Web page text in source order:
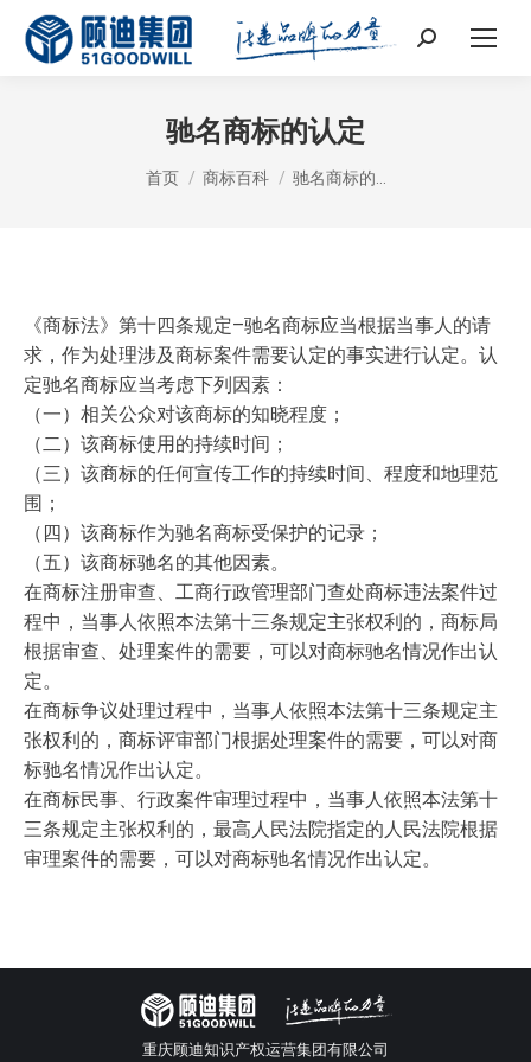
Search:
驰名商标的认定
您在这里：
首页 商标百科 驰名商标的…
《商标法》第十四条规定–驰名商标应当根据当事人的请
求，作为处理涉及商标案件需要认定的事实进行认定。认
定驰名商标应当考虑下列因素：
（一）相关公众对该商标的知晓程度；
（二）该商标使用的持续时间；
（三）该商标的任何宣传工作的持续时间、程度和地理范
围；
（四）该商标作为驰名商标受保护的记录；
（五）该商标驰名的其他因素。
在商标注册审查、工商行政管理部门查处商标违法案件过
程中，当事人依照本法第十三条规定主张权利的，商标局
根据审查、处理案件的需要，可以对商标驰名情况作出认
定。
在商标争议处理过程中，当事人依照本法第十三条规定主
张权利的，商标评审部门根据处理案件的需要，可以对商
标驰名情况作出认定。
在商标民事、行政案件审理过程中，当事人依照本法第十
三条规定主张权利的，最高人民法院指定的人民法院根据
审理案件的需要，可以对商标驰名情况作出认定。
重庆顾迪知识产权运营集团有限公司